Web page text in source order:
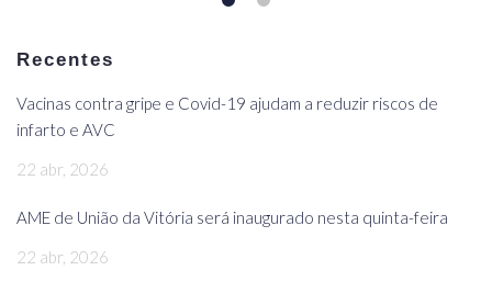
Recentes
Vacinas contra gripe e Covid-19 ajudam a reduzir riscos de
infarto e AVC
22 abr, 2026
AME de União da Vitória será inaugurado nesta quinta-feira
22 abr, 2026